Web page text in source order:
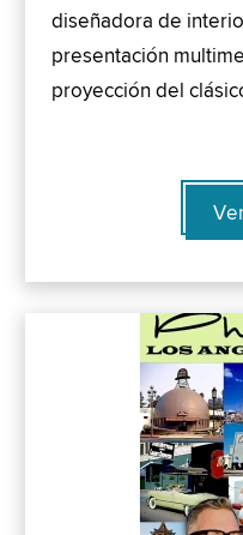
diseñadora de
presentación
proyección del